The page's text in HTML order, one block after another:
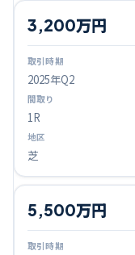
2025年Q2
3,200万円
1R
芝
5,500万円